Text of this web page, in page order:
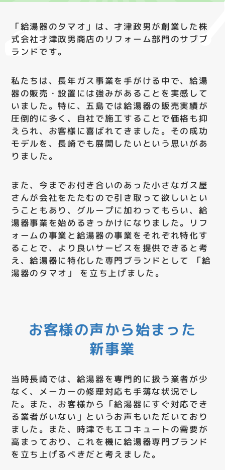
「給湯器のタマオ」は、才津政男が創業した株
式会社才津政男商店のリフォーム部門のサブブ
ランドです。
私たちは、長年ガス事業を手がける中で、給湯
器の販売・設置には強みがあることを実感して
いました。特に、五島では給湯器の販売実績が
圧倒的に多く、自社で施工することで価格も抑
えられ、お客様に喜ばれてきました。その成功
モデルを、長崎でも展開したいという思いがあ
りました。
また、今までお付き合いのあった小さなガス屋
さんが会社をたたむので引き取って欲しいとい
うこともあり、グループに加わってもらい、給
湯器事業を始めるきっかけになりました。リフ
ォームの事業と給湯器の事業をそれぞれ特化す
ることで、より良いサービスを提供できると考
え、給湯器に特化した専門ブランドとして 「給
湯器のタマオ」 を立ち上げました。
お客様の声から始まった
新事業
当時長崎では、給湯器を専門的に扱う業者が少
なく、メーカーの修理対応も手薄な状況でし
た。また、お客様から「給湯器にすぐ対応でき
る業者がいない」というお声もいただいており
ました。また、時津でもエコキュートの需要が
高まっており、これを機に給湯器専門ブランド
を立ち上げるべきだと考えました。